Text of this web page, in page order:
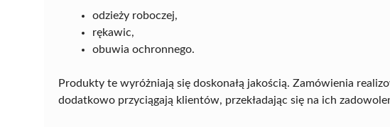
odzieży roboczej,
rękawic,
obuwia ochronnego.
Produkty te wyróżniają się doskonałą jakością. Zamówienia
dodatkowo przyciągają klientów, przekładając się na ich